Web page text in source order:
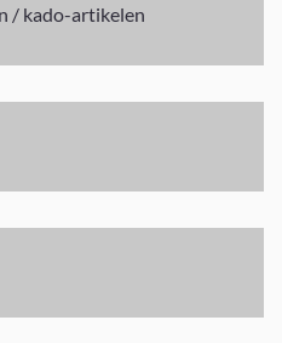
/ kado-artikelen